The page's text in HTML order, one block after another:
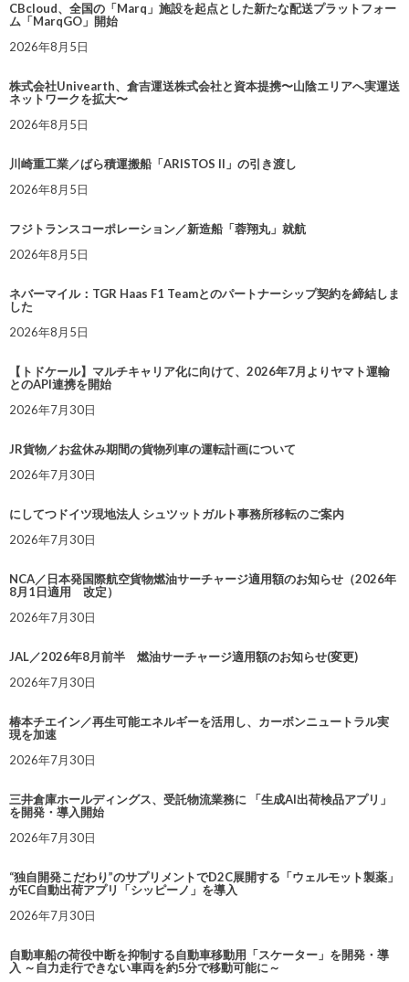
CBcloud、全国の「Marq」施設を起点とした新たな配送プラットフォー
ム「MarqGO」開始
2026年8月5日
株式会社Univearth、倉吉運送株式会社と資本提携〜山陰エリアへ実運送
ネットワークを拡大〜
2026年8月5日
川崎重工業／ばら積運搬船「ARISTOS II」の引き渡し
2026年8月5日
フジトランスコーポレーション／新造船「蓉翔丸」就航
2026年8月5日
ネバーマイル：TGR Haas F1 Teamとのパートナーシップ契約を締結しま
した
2026年8月5日
【トドケール】マルチキャリア化に向けて、2026年7月よりヤマト運輸
とのAPI連携を開始
2026年7月30日
JR貨物／お盆休み期間の貨物列車の運転計画について
2026年7月30日
にしてつドイツ現地法人 シュツットガルト事務所移転のご案内
2026年7月30日
NCA／日本発国際航空貨物燃油サーチャージ適用額のお知らせ（2026年
8月1日適用 改定）
2026年7月30日
JAL／2026年8月前半 燃油サーチャージ適用額のお知らせ(変更)
2026年7月30日
椿本チエイン／再生可能エネルギーを活用し、カーボンニュートラル実
現を加速
2026年7月30日
三井倉庫ホールディングス、受託物流業務に 「生成AI出荷検品アプリ」
を開発・導入開始
2026年7月30日
“独自開発こだわり”のサプリメントでD2C展開する「ウェルモット製薬」
がEC自動出荷アプリ「シッピーノ」を導入
2026年7月30日
自動車船の荷役中断を抑制する自動車移動用「スケーター」を開発・導
入 ～自力走行できない車両を約5分で移動可能に～